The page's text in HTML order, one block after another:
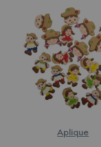
Aplique